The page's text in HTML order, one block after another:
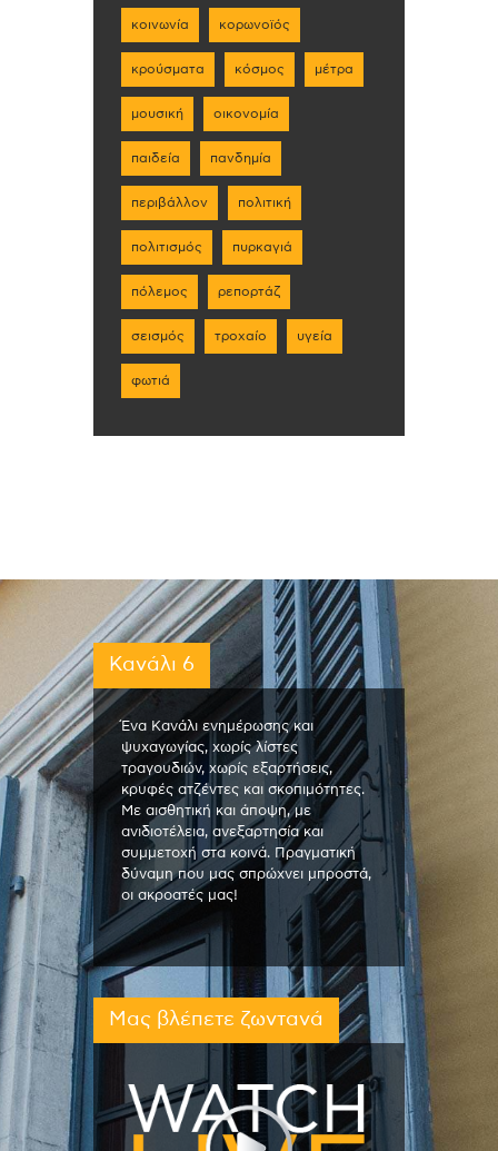
κοινωνία κορωνοϊός
κρούσματα κόσμος μέτρα
μουσική οικονομία
παιδεία πανδημία
περιβάλλον πολιτική
πολιτισμός πυρκαγιά
πόλεμος ρεπορτάζ
σεισμός τροχαίο υγεία
φωτιά
Κανάλι 6
Ένα Κανάλι ενημέρωσης και
ψυχαγωγίας, χωρίς λίστες
τραγουδιών, χωρίς εξαρτήσεις,
κρυφές ατζέντες και σκοπιμότητες.
Με αισθητική και άποψη, με
ανιδιοτέλεια, ανεξαρτησία και
συμμετοχή στα κοινά. Πραγματική
δύναμη που μας σπρώχνει μπροστά,
οι ακροατές μας!
Μας βλέπετε ζωντανά